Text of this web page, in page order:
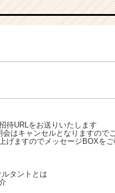
待URLをお送りいたします
はキャンセルとなりますので
げますのでメッセージBOXを
タントとは